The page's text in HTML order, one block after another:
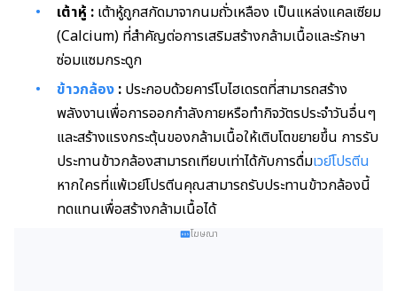
เต้าหู้ : เต้าหู้ถูกสกัดมาจากนมถั่วเหลือง เป็นแหล่งแคลเซียม
(Calcium) ที่สำคัญต่อการเสริมสร้างกล้ามเนื้อและรักษา
ซ่อมแซมกระดูก
ข้าวกล้อง : ประกอบด้วยคาร์โบไฮเดรตที่สามารถสร้าง
พลังงานเพื่อการออกกำลังกายหรือทำกิจวัตรประจำวันอื่นๆ
และสร้างแรงกระตุ้นของกล้ามเนื้อให้เติบโตขยายขึ้น การรับ
ประทานข้าวกล้องสามารถเทียบเท่าได้กับการดื่มเวย์โปรตีน
หากใครที่แพ้เวย์โปรตีนคุณสามารถรับประทานข้าวกล้องนี้
ทดแทนเพื่อสร้างกล้ามเนื้อได้
โฆษณา